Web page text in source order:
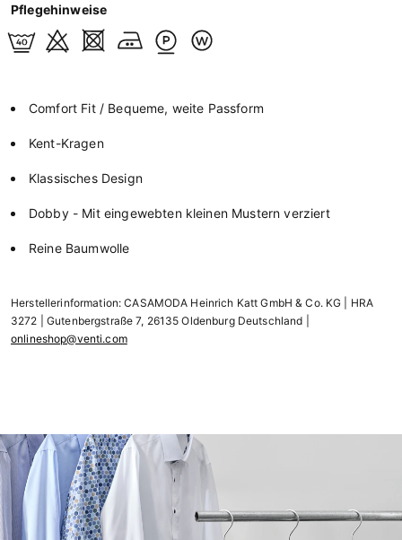
Pflegehinweise
Comfort Fit / Bequeme, weite Passform
Kent-Kragen
Klassisches Design
Dobby - Mit eingewebten kleinen Mustern verziert
Reine Baumwolle
Herstellerinformation: CASAMODA Heinrich Katt GmbH & Co. KG | HRA
3272 | Gutenbergstraße 7, 26135 Oldenburg Deutschland |
onlineshop@venti.com